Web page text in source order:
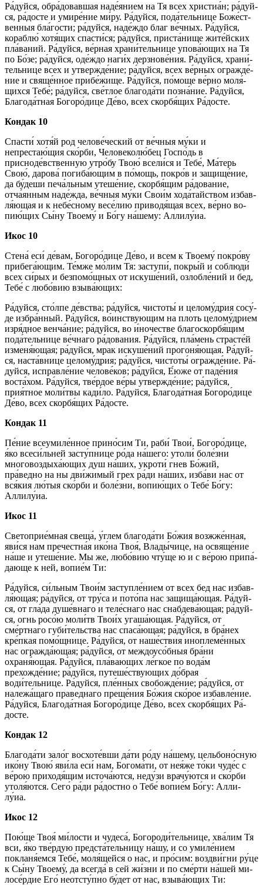
Ра́­дуй­ся, обра́довавшая наде́янием на Тя всех хри­сти­а́н; ра́­дуй­
ся, ра́­дос­те и умире́ние ми́­ру. Ра́­дуй­ся, пода́тельнице Бо­же́ст­
вен­ныя бла́­гос­ти; ра́­дуй­ся, на­де́ж­до благ ве́ч­ных. Ра́­дуй­ся,
кораблю́ хотя́щих спас­ти́­ся; ра́­дуй­ся, при­ста́­ни­ще жите́йских
пла́ваний. Ра́­дуй­ся, ве́р­ная хра­ни́­тель­ни­це упова́ющих на Тя
по Бо́­зе; ра́­дуй­ся, оде́ж­до на­ги́х дерзнове́ния. Ра́­дуй­ся, хра­ни́­
тель­ни­це всех и утвер­жде́­ние; ра́­дуй­ся, всех ве́р­ных ог­раж­де́­
ние и свяще́нное при­бе́­жи­ще. Ра́­дуй­ся, по́­мо­ще ве́р­но мо­ля́­
щих­ся Те­бе́; ра́­дуй­ся, све́т­лое бла­го­да́­ти позна́ние. Ра́­дуй­ся,
Бла­го­да́т­ная Бо­го­ро́­ди­це Де́­во, всех скор­бя́­щих Ра́­дос­те.
Кондак 10
Спас­ти́ хо­тя́й род челове́ческий от ве́ч­ныя му́­ки и
непрестаю́щия ско́р­би, Человеколю́бец Гос­по́дь в
присноде́вственную утро́бу Твою́ все­ли́­ся и Те­бе́, Ма́­терь
Свою́, да­ро­ва́ погиба́ющим в по́­мощь, по­кро́в и за­щи­ще́­ние,
да бу́деши печа́льным уте­ше́­ние, скор­бя́­щим ра́­до­ва­ние,
отча́янным наде́жда, ве́ч­ныя му́­ки Сво­и́м хо­да́­тай­ством из­бав­
ля́ю­щая и к небе́сному весе́лию приводя́щая всех, ве́р­но во­
пию́­щих Сы́­ну Тво­ему́ и Бо́­гу на́­ше­му: Алли­лу́иа.
Икос 10
Сте­на́ еси́ де́­вам, Бо­го­ро́­ди­це Де́­во, и всем к Тво­ему́ по­кро́­ву
при­бе­га́ю­щим. Те́м­же мо́­лим Тя: за­сту­пи́, по­кры́й и соблюди́
всех си́­рых и без­по­мо́щ­ных от ис­ку­ше́­ний, озлобле́ний и бед,
Те­бе́ с лю­бо́­вию взыва́ющих:
Ра́­дуй­ся, сто́л­пе де́вст­ва; ра́­дуй­ся, чис­то­ты́ и це­ло­му́д­рия со­су́­
де из­бра́н­ный. Ра́­дуй­ся, во́инствующим на плоть целому́дрием
изря́дное венча́ние; ра́­дуй­ся, во и́ночестве благоскорбя́щим
пода́тельнице ве́ч­на­го ра́дования. Ра́­дуй­ся, пла́мень страс­те́й
изменя́ющая; ра́­дуй­ся, мрак ис­ку­ше́­ний про­го­ня́ю­щая. Ра́­дуй­
ся, нас­та́в­ни­це це­ло­му́д­рия; ра́­дуй­ся, чис­то­ты́ ог­раж­де́­ние. Ра́­
дуй­ся, ис­прав­ле́­ние че­ло­ве́­ков; ра́­дуй­ся, Е́ю­же от паде́ния
воста́хом. Ра́­дуй­ся, тве́р­дое ве́­ры утвер­жде́­ние; ра́­дуй­ся,
прия́тное мо­ли́т­вы ка­ди́­ло. Ра́­дуй­ся, Бла­го­да́т­ная Бо­го­ро́­ди­це
Де́­во, всех скор­бя́­щих Ра́­дос­те.
Кондак 11
Пе́­ние все­уми­ле́н­ное при­но́­сим Ти, раби́ Твои́, Бо­го­ро́­ди­це,
я́ко всеси́льней за­сту́п­ни­це ро́­да на́­ше­го: утоли́ бо­ле́з­ни
многовоздыха́ющих душ на́­ших, укро­ти́ гнев Бо́­жий,
пра́ведно на ны дви́жимый грех ра́­ди на́­ших, из­ба́­ви нас от
вся́­кия лю́тыя ско́р­би и бо­ле́з­ни, во­пию́­щих о Те­бе́ Бо́­гу:
Алли­лу́иа.
Икос 11
Светоприе́мная свеща́, у́глем бла­го­да́­ти Бо́­жия возжже́нная,
яви́­ся нам пречестна́я ико́­на Твоя́, Вла­ды́­чи­це, на ос­вя­ще́­ние
на́­ше и уте­ше́­ние. Мы же, лю­бо́­вию чту́ще ю и с ве́­рою при­па́­
даю­ще к ней, во­пи­е́м Ти:
Ра́­дуй­ся, си́льным Тво­и́м заступле́нием от всех бед нас из­бав­
ля́ю­щая; ра́­дуй­ся, от тру́­са и по­то́­па нас защища́ющая. Ра́­дуй­
ся, от гла́­да душе́внаго и теле́снаго нас снабдева́ющая; ра́­дуй­
ся, огнь росо́ю мо­ли́тв Тво­и́х угаша́ющая. Ра́­дуй­ся, от
сме́ртнаго губи́тельства нас спа­са́ю­щая; ра́­дуй­ся, в бра́нех
кре́п­кая по­мо́щ­ни­це. Ра́­дуй­ся, от на­ше́ст­вия ино­пле­ме́н­ных
нас огражда́ющая; ра́­дуй­ся, от меж­до­усо́б­ныя бра́­ни
охраня́ющая. Ра́­дуй­ся, пла́­ваю­щих ле́гкое по во­да́м
прехожде́ние; ра́­дуй­ся, путеше́ствующих до́б­рая
води́тельнице. Ра́­дуй­ся, пле́нных свобожде́ние; ра́­дуй­ся, от
належа́щаго пра­вед­на­го пре­ще́­ния Бо́­жия ско́­рое из­бав­ле́­ние.
Ра́­дуй­ся, Бла­го­да́т­ная Бо­го­ро́­ди­це Де́­во, всех скор­бя́­щих Ра́­
дос­те.
Кондак 12
Бла­го­да́­ти зало́г вос­хо­те́в­ши да́­ти ро́ду на́­ше­му, цельбоно́сную
ико́­ну Твою́ яви́ла еси́ нам, Бо­го­ма́­ти, от нея́же то́­ки чу­де́с с
ве́­рою при­хо­дя́­щим источа́ются, неду́зи врачу́ются и ско́р­би
утоля́ются. Се­го́ ра́­ди ра́­дост­но о Те­бе́ во­пи­е́м Бо́­гу: Алли­
лу́иа.
Икос 12
Пою́­ще Твоя́ ми́­лос­ти и чу­де­са́, Бо­го­ро­ди́­тель­ни­це, хва́­лим Тя
вси, я́ко тве́р­дую предста́тельницу на́­шу, и со уми­ле́­нием
покланя́емся Те­бе́, моля́щейся о нас, и про́­сим: воз­дви́г­ни ру́­це
к Сы́­ну Тво­ему́, да всег­да́ в сей жи́з­ни и по сме́р­ти на́­шей ми­
ло­се́р­дие Его́ неотсту́пно бу́дет от нас, взыва́ющих Ти: